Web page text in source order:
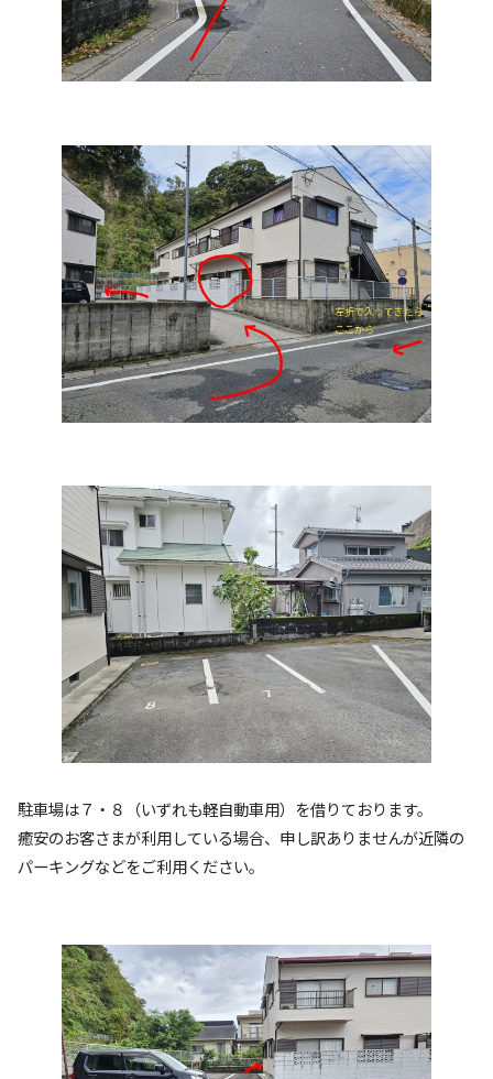
駐車場は７・８（いずれも軽自動車用）を借りております。
癒安のお客さまが利用している場合、申し訳ありませんが近隣の
パーキングなどをご利用ください。